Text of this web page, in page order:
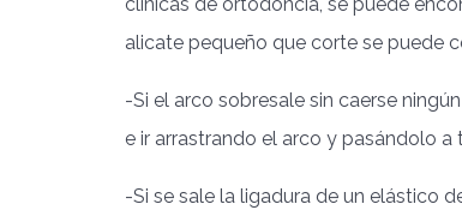
alicate pequeño que corte se puede
-Si el arco sobresale sin caerse
e ir arrastrando el arco y pasándolo
-Si se sale la ligadura de un elástico